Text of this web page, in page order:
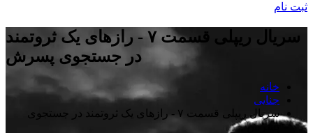
ثبت نام
سریال ریپلی قسمت ۷ - رازهای یک ثروتمند
در جستجوی پسرش
خانه
جنایی
سریال ریپلی قسمت ۷ - رازهای یک ثروتمند در جستجوی
پسرش